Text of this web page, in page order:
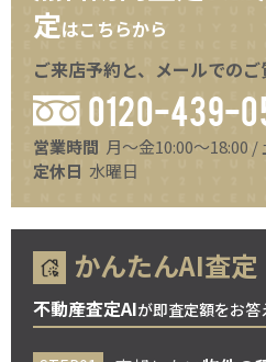
定はこちらから
ご来店予約と、メールでの
0120-439-
営業時間 月～金10:00～18:00 /
定休日 水曜日
かんたんAI査定
不動産査定AIが即査定額をお答